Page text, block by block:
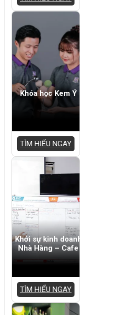
Khóa học Kem Ý
TÌM HIỂU NGAY
Khởi sự kinh doanh
Nhà Hàng – Cafe
TÌM HIỂU NGAY